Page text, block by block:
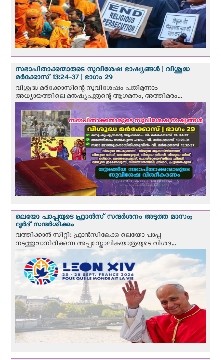
സഭാപിതാക്കന്മാരുടെ സുവിശേഷ ഭാഷ്യങ്ങള്‍ | വിശുദ്ധ
മര്‍ക്കോസ് 13:24-37 | ഭാഗം 29
വിശുദ്ധ മര്‍ക്കോസിന്റെ സുവിശേഷം പതിമൂന്നാം
അധ്യായത്തിലെ മനുഷ്യപുത്രന്റെ ആഗമനം, അത്തിമരം...
ലെയോ പാപ്പയുടെ ഫ്രാന്‍സ് സന്ദര്‍ശനം അടുത്ത മാസം;
ലൂര്‍ദ് സന്ദര്‍ശിക്കും
വത്തിക്കാന്‍ സിറ്റി: ഫ്രാൻസിലേക്കു ലെയോ പാപ്പ
നടത്തുവാനിരിക്കുന്ന അപ്പസ്തോലികയാത്രയുടെ വിശദ...